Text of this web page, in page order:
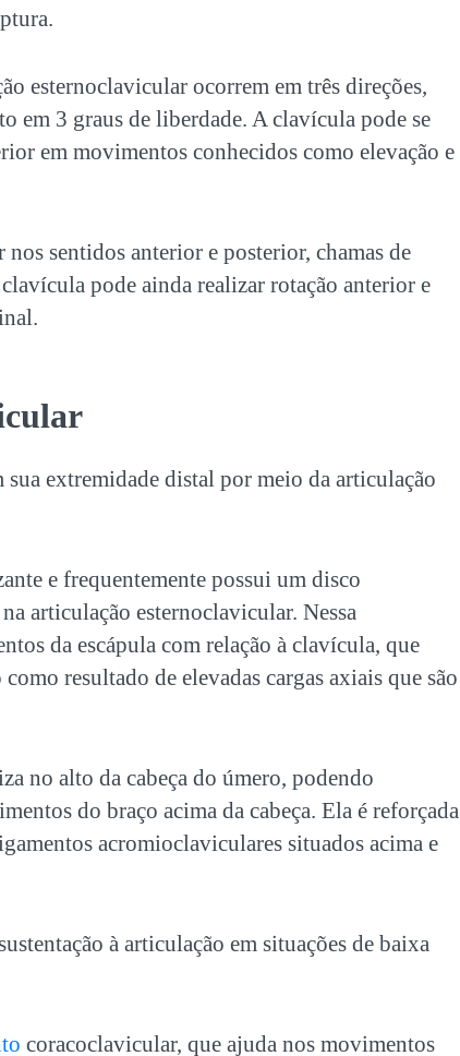
esternoclavicular ocorrem em três direções,
em 3 graus de liberdade. A clavícula pode se
em movimentos conhecidos como elevação e
sentidos anterior e posterior, chamas de
pode ainda realizar rotação anterior e
sua extremidade distal por meio da articulação
e frequentemente possui um disco
articulação esternoclavicular. Nessa
da escápula com relação à clavícula, que
resultado de elevadas cargas axiais que são
no alto da cabeça do úmero, podendo
do braço acima da cabeça. Ela é reforçada
acromioclaviculares situados acima e
à articulação em situações de baixa
coracoclavicular, que ajuda nos movimentos